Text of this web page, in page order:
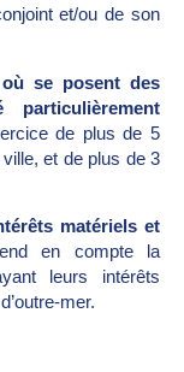
et/ou de son
se posent des
de plus de 5
et de plus de 3
matériels et
en compte la
leurs intérêts
mer.